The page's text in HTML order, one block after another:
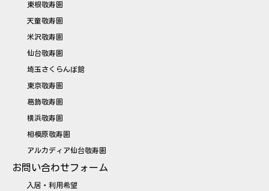
東根敬寿園
天童敬寿園
米沢敬寿園
仙台敬寿園
埼玉さくらんぼ館
東京敬寿園
葛飾敬寿園
横浜敬寿園
相模原敬寿園
アルカディア仙台敬寿園
お問い合わせフォーム
入居・利用希望